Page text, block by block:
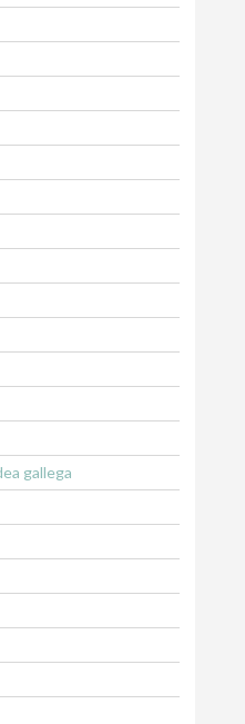
gallega